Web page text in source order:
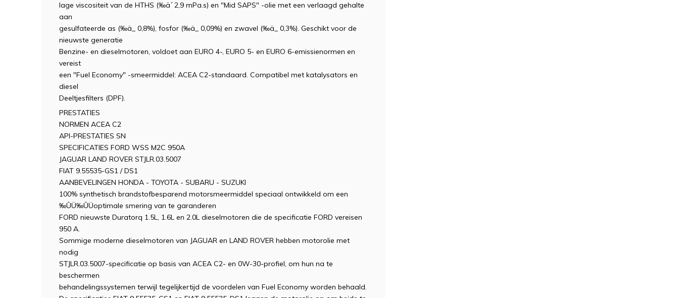
lage viscositeit van de HTHS (‰ä´ 2,9 mPa.s) en "Mid SAPS" -olie met een verlaagd gehalte
aan
gesulfateerde as (‰ä_ 0,8%), fosfor (‰ä_ 0,09%) en zwavel (‰ä_ 0,3%). Geschikt voor de
nieuwste generatie
Benzine- en dieselmotoren, voldoet aan EURO 4-, EURO 5- en EURO 6-emissienormen en
vereist
een "Fuel Economy" -smeermiddel: ACEA C2-standaard. Compatibel met katalysators en
diesel
Deeltjesfilters (DPF).
PRESTATIES
NORMEN ACEA C2
API-PRESTATIES SN
SPECIFICATIES FORD WSS M2C 950A
JAGUAR LAND ROVER STJLR.03.5007
FIAT 9.55535-GS1 / DS1
AANBEVELINGEN HONDA - TOYOTA - SUBARU - SUZUKI
100% synthetisch brandstofbesparend motorsmeermiddel speciaal ontwikkeld om een
‰ÛÜ‰ÛÜoptimale smering van te garanderen
FORD nieuwste Duratorq 1.5L, 1.6L en 2.0L dieselmotoren die de specificatie FORD vereisen
950 A.
Sommige moderne dieselmotoren van JAGUAR en LAND ROVER hebben motorolie met
nodig
STJLR.03.5007-specificatie op basis van ACEA C2- en 0W-30-profiel, om hun na te
beschermen
behandelingssystemen terwijl tegelijkertijd de voordelen van Fuel Economy worden behaald.